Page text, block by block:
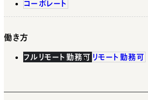
コーポレート
働き方
フルリモート勤務可 リモート勤務可